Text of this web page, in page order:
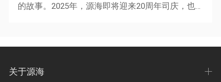
的故事。2025年，源海即将迎来20周年司庆，也
关于源海